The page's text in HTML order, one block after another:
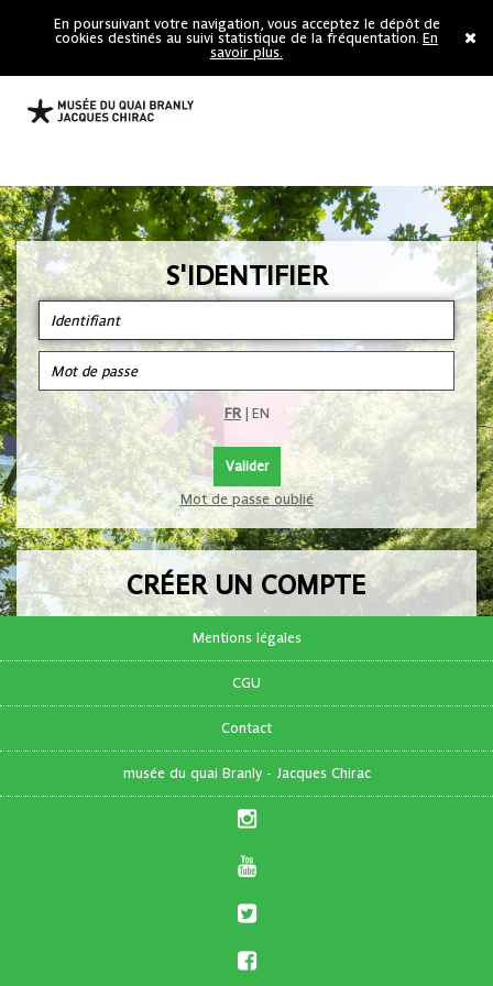
En poursuivant votre navigation, vous acceptez le dépôt de
cookies destinés au suivi statistique de la fréquentation. En
savoir plus.
S'IDENTIFIER
FR EN
Mot de passe oublié
CRÉER UN COMPTE
Pas encore de compte ?
FR | EN
S'inscrire
Mentions légales
CGU
Contact
musée du quai Branly - Jacques Chirac